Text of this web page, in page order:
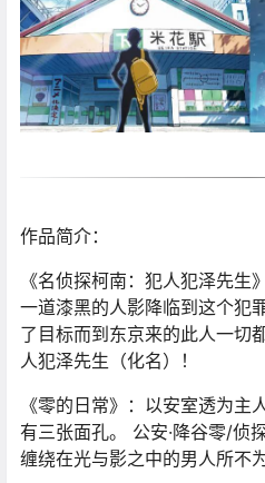
作品简介：
《名侦探柯南：犯人犯泽先
一道漆黑的人影降临到这个犯
了目标而到东京来的此人一
人犯泽先生（化名）！
《零的日常》：以安室透为主
有三张面孔。 公安·降谷零/侦
缠绕在光与影之中的男人所不